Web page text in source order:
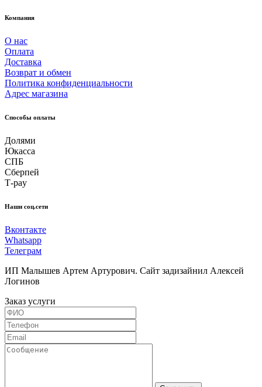
Компания
О нас
Оплата
Доставка
Возврат и обмен
Политика конфиденциальности
Адрес магазина
Способы оплаты
Долями
Юкасса
СПБ
Сберпей
Т-pay
Наши соц.сети
Вконтакте
Whatsapp
Телеграм
ИП Малышев Артем Артурович. Сайт задизайнил Алексей
Логинов
Заказ услуги